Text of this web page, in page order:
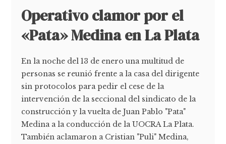
Operativo clamor por el
«Pata» Medina en La Plata
En la noche del 13 de enero una multitud de
personas se reunió frente a la casa del dirigente
sin protocolos para pedir el cese de la
intervención de la seccional del sindicato de la
construcción y la vuelta de Juan Pablo "Pata"
Medina a la conducción de la UOCRA La Plata.
También aclamaron a Cristian "Puli" Medina,